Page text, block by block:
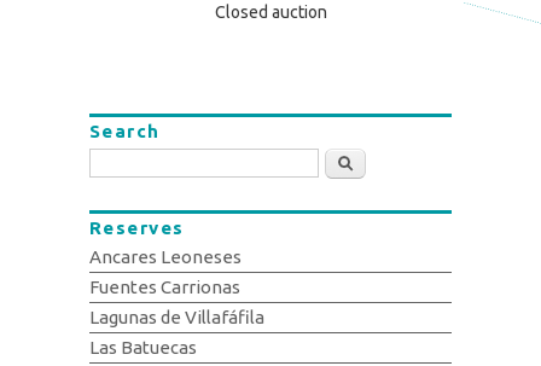
Closed auction
Search
Search
Reserves
Ancares Leoneses
Fuentes Carrionas
Lagunas de Villafáfila
Las Batuecas